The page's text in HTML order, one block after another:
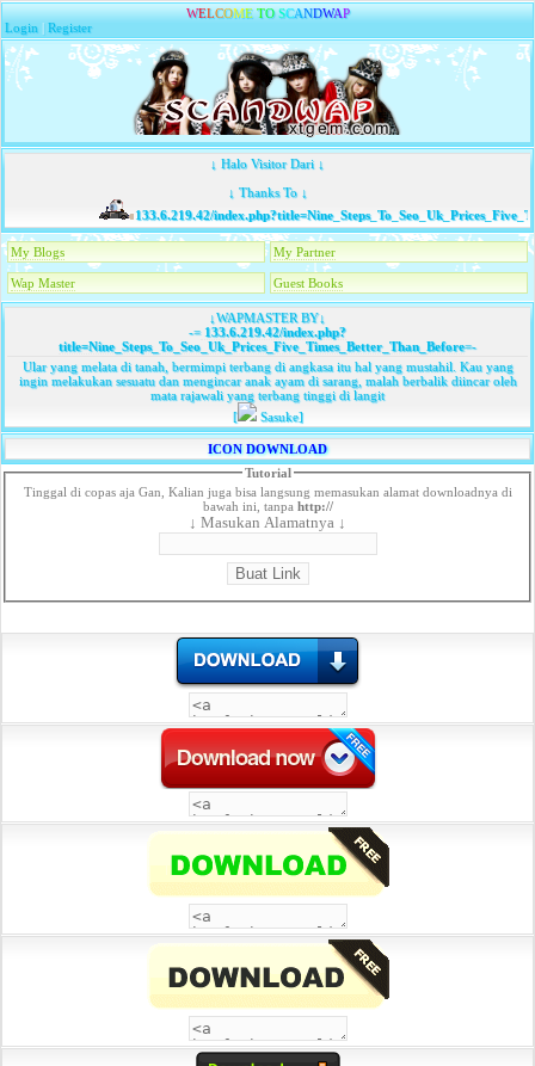
WELCOME TO SCANDWAP
Login |Register
↓ Halo Visitor Dari ↓
↓ Thanks To ↓
133.6.219.42/
My Blogs My Partner
Wap Master Guest Books
↓WAPMASTER BY↓
-=133.6.219.42/index.php?
title=Nine_Steps_To_Seo_Uk_Prices_Five_Times_Better_Than_Before=-
Ular yang melata di tanah, bermimpi terbang di angkasa itu hal yang mustahil. Kau yang
ingin melakukan sesuatu dan mengincar anak ayam di sarang, malah berbalik diincar oleh
mata rajawali yang terbang tinggi di langit
[
Sasuke]
ICON DOWNLOAD
Tutorial
Tinggal di copas aja Gan, Kalian juga bisa langsung memasukan alamat downloadnya di
bawah ini, tanpa http://
↓ Masukan Alamatnya ↓